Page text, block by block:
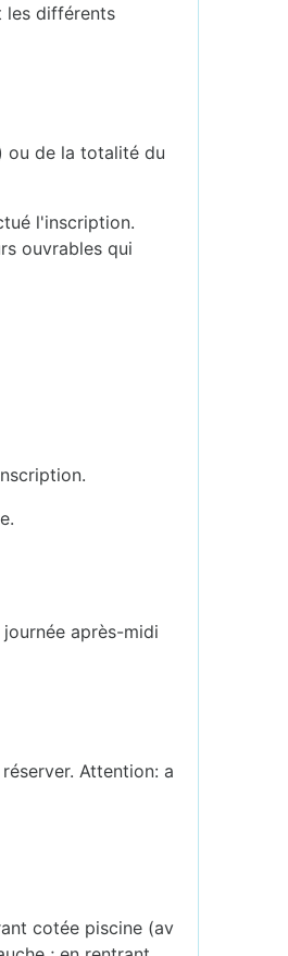
les différents
ou de la totalité du
l'inscription.
ouvrables qui
après-midi
Attention: a
cotée piscine (av